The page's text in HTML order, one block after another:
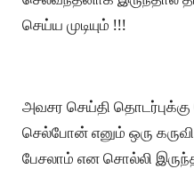
செய்ய முடியும் !!!
அவசர செய்தி
செல்போன் எனும் ஒரு
பேசலாம் என சொல்லி